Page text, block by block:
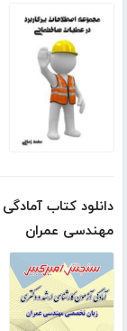
دانلود کتاب
مهندسی عمران